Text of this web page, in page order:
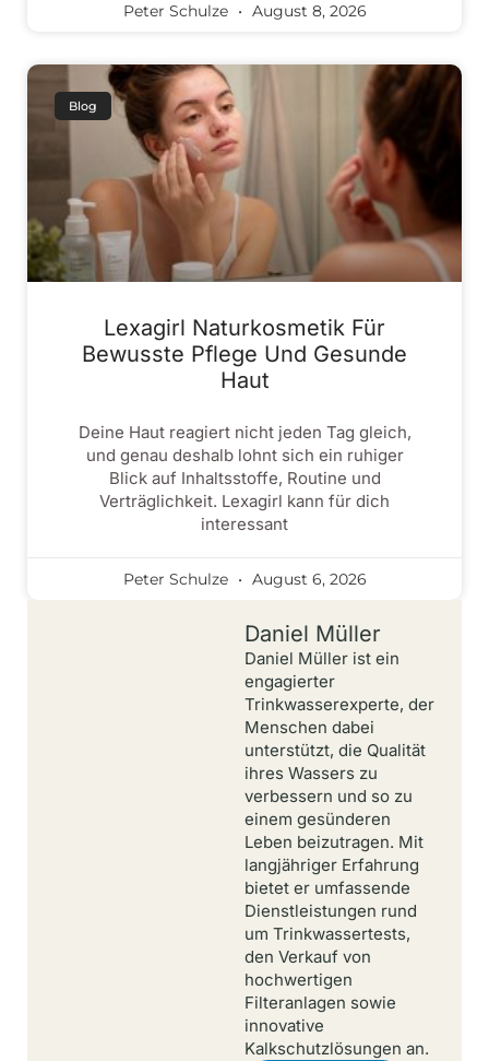
Peter Schulze August 8, 2026
Blog
Lexagirl Naturkosmetik Für
Bewusste Pflege Und Gesunde
Haut
Deine Haut reagiert nicht jeden Tag gleich,
und genau deshalb lohnt sich ein ruhiger
Blick auf Inhaltsstoffe, Routine und
Verträglichkeit. Lexagirl kann für dich
interessant
Peter Schulze August 6, 2026
Daniel Müller
Daniel Müller ist ein
engagierter
Trinkwasserexperte, der
Menschen dabei
unterstützt, die Qualität
ihres Wassers zu
verbessern und so zu
einem gesünderen
Leben beizutragen. Mit
langjähriger Erfahrung
bietet er umfassende
Dienstleistungen rund
um Trinkwassertests,
den Verkauf von
hochwertigen
Filteranlagen sowie
innovative
Kalkschutzlösungen an.